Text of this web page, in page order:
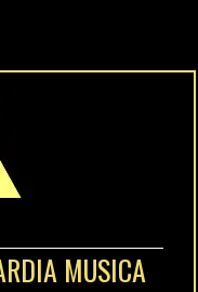
MUSICA